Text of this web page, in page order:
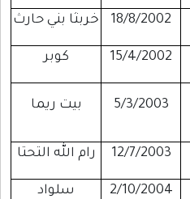
18/8/2002 خربثا بني حارث
15/4/2002 كوبر
5/3/2003 بيت ريما
12/7/2003 رام الله التحتا
2/10/2004 سلواد